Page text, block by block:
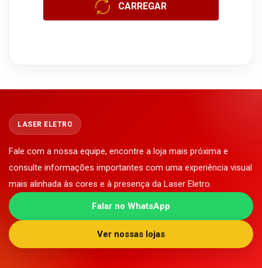
CARREGAR
LASER ELETRO
Fale com a nossa equipe, encontre a loja mais próxima e
consulte informações importantes com uma experiência visual
mais alinhada às cores e à presença da Laser Eletro.
Falar no WhatsApp
Ver nossas lojas